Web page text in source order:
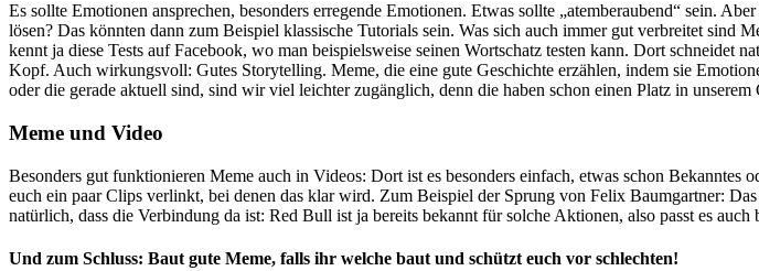
Es sollte Emotionen ansprechen, besonders erregende Emotionen. Etwas sollte „atemberaubend“ sein.
lösen? Das könnten dann zum Beispiel klassische Tutorials sein. Was sich auch immer gut verbreitet sind
kennt ja diese Tests auf Facebook, wo man beispielsweise seinen Wortschatz testen kann. Dort
Kopf. Auch wirkungsvoll: Gutes Storytelling. Meme, die eine gute Geschichte erzählen, indem sie
oder die gerade aktuell sind, sind wir viel leichter zugänglich, denn die haben schon einen Platz in
Meme und Video
Besonders gut funktionieren Meme auch in Videos: Dort ist es besonders einfach, etwas schon
euch ein paar Clips verlinkt, bei denen das klar wird. Zum Beispiel der Sprung von Felix Baumgartner:
natürlich, dass die Verbindung da ist: Red Bull ist ja bereits bekannt für solche Aktionen, also passt es auch
Und zum Schluss: Baut gute Meme, falls ihr welche baut und schützt euch vor schlechten!